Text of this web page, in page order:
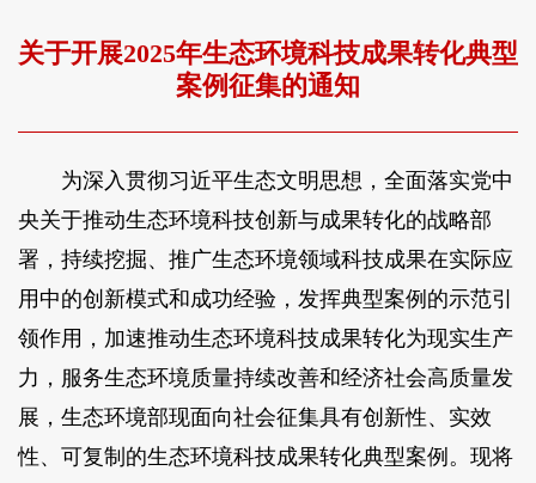
关于开展2025年生态环境科技成果转化典型
案例征集的通知
为深入贯彻习近平生态文明思想，全面落实党中
央关于推动生态环境科技创新与成果转化的战略部
署，持续挖掘、推广生态环境领域科技成果在实际应
用中的创新模式和成功经验，发挥典型案例的示范引
领作用，加速推动生态环境科技成果转化为现实生产
力，服务生态环境质量持续改善和经济社会高质量发
展，生态环境部现面向社会征集具有创新性、实效
性、可复制的生态环境科技成果转化典型案例。现将